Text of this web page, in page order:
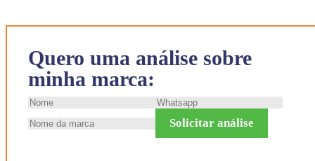
Quero uma análise sobre
minha marca:
Solicitar análise